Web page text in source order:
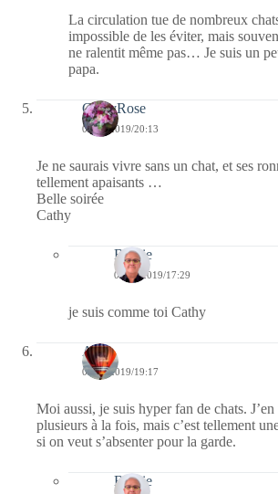
La circulation tue de nombreux
impossible de les éviter, mais
ne ralentit même pas… Je suis un
papa.
CathyRose
04/02/2019/20:13
Je ne saurais vivre sans un chat, et ses
tellement apaisants …
Belle soirée
Cathy
Bernie
05/02/2019/17:29
je suis comme toi Cathy
Ava
04/02/2019/19:17
Moi aussi, je suis hyper fan de chats.
plusieurs à la fois, mais c’est tellement
si on veut s’absenter pour la garde.
Bernie